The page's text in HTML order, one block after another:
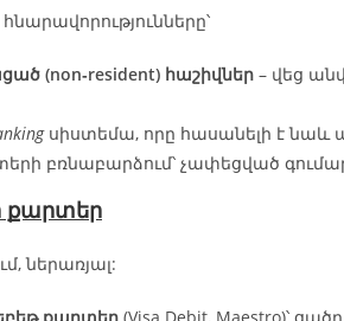
(non‑resident) հաշիվներ – վեց
սիստեմա, որը հասանելի է նաև
բռնաբարձում՝ չափեցված
քարտեր
ներառյալ: